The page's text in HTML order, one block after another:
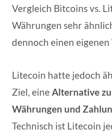
Vergleich Bitcoins vs.
Währungen sehr
dennoch einen eigenen
Litecoin hatte jedoch
Ziel, eineAlternative
Währungen und
Technisch ist Litecoin